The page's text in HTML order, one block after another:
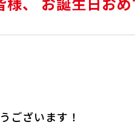
ございます！